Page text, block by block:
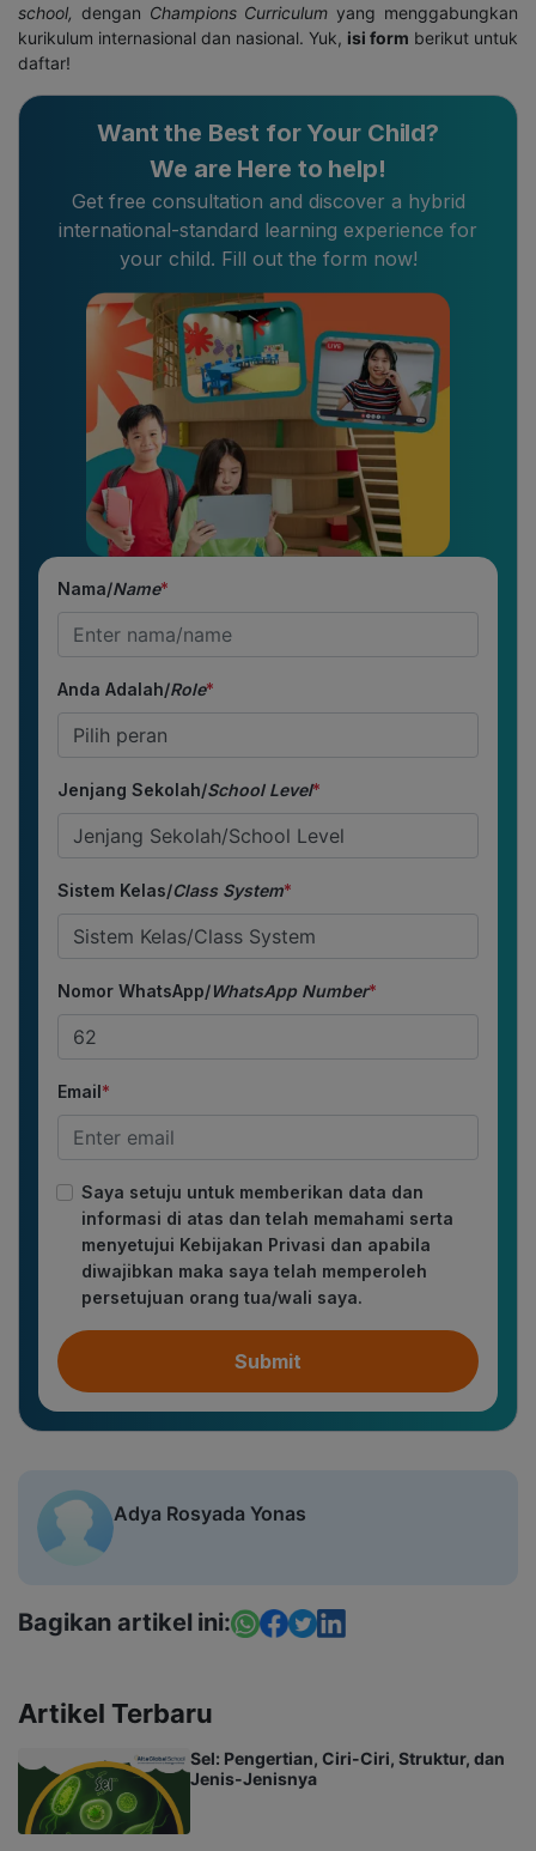
school, dengan Champions Curriculum yang menggabungkan
kurikulum internasional dan nasional. Yuk, isi form berikut untuk
daftar!
Want the Best for Your Child?
We are Here to help!
Get free consultation and discover a hybrid
international-standard learning experience for
your child. Fill out the form now!
Nama/Name*
Anda Adalah/Role*
Jenjang Sekolah/School Level*
Sistem Kelas/Class System*
Nomor WhatsApp/WhatsApp Number*
Email*
Saya setuju untuk memberikan data dan
informasi di atas dan telah memahami serta
menyetujui Kebijakan Privasi dan apabila
diwajibkan maka saya telah memperoleh
persetujuan orang tua/wali saya.
Submit
Adya Rosyada Yonas
Bagikan artikel ini:
Artikel Terbaru
Sel: Pengertian, Ciri-Ciri, Struktur, dan
Jenis-Jenisnya